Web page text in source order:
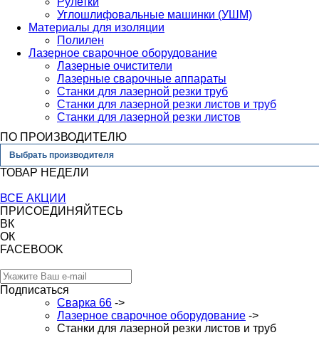
Углошлифовальные машинки (УШМ)
Материалы для изоляции
Полилен
Лазерное сварочное оборудование
Лазерные очистители
Лазерные сварочные аппараты
Станки для лазерной резки труб
Станки для лазерной резки листов и труб
Станки для лазерной резки листов
ПО ПРОИЗВОДИТЕЛЮ
Выбрать производителя
ТОВАР НЕДЕЛИ
ВСЕ АКЦИИ
ПРИСОЕДИНЯЙТЕСЬ
ВК
ОК
FACEBOOK
Подписаться
Сварка 66 ->
Лазерное сварочное оборудование ->
Станки для лазерной резки листов и труб